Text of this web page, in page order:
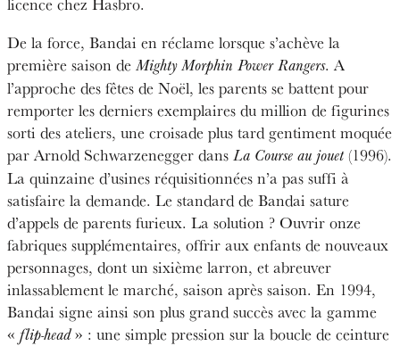
licence chez Hasbro.
De la force, Bandai en réclame lorsque s’achève la
première saison de Mighty Morphin Power Rangers. A
l’approche des fêtes de Noël, les parents se battent pour
remporter les derniers exemplaires du million de figurines
sorti des ateliers, une croisade plus tard gentiment moquée
par Arnold Schwarzenegger dans La Course au jouet (1996).
La quinzaine d’usines réquisitionnées n’a pas suffi à
satisfaire la demande. Le standard de Bandai sature
d’appels de parents furieux. La solution ? Ouvrir onze
fabriques supplémentaires, offrir aux enfants de nouveaux
personnages, dont un sixième larron, et abreuver
inlassablement le marché, saison après saison. En 1994,
Bandai signe ainsi son plus grand succès avec la gamme
« flip-head» : une simple pression sur la boucle de ceinture